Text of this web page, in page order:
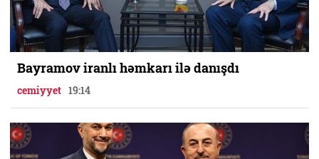
Bayramov iranlı həmkarı ilə danışdı
cemiyyet 19:14